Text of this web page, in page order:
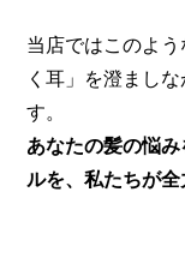
当店ではこのよ
く耳」を澄まし
す。
あなたの髪の悩
ルを、私たちが全